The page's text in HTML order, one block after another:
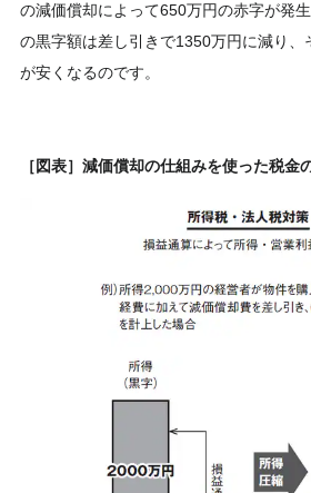
の減価償却によって650万円の赤字が発
の黒字額は差し引きで1350万円に減り、
が安くなるのです。
［図表］減価償却の仕組みを使った税金